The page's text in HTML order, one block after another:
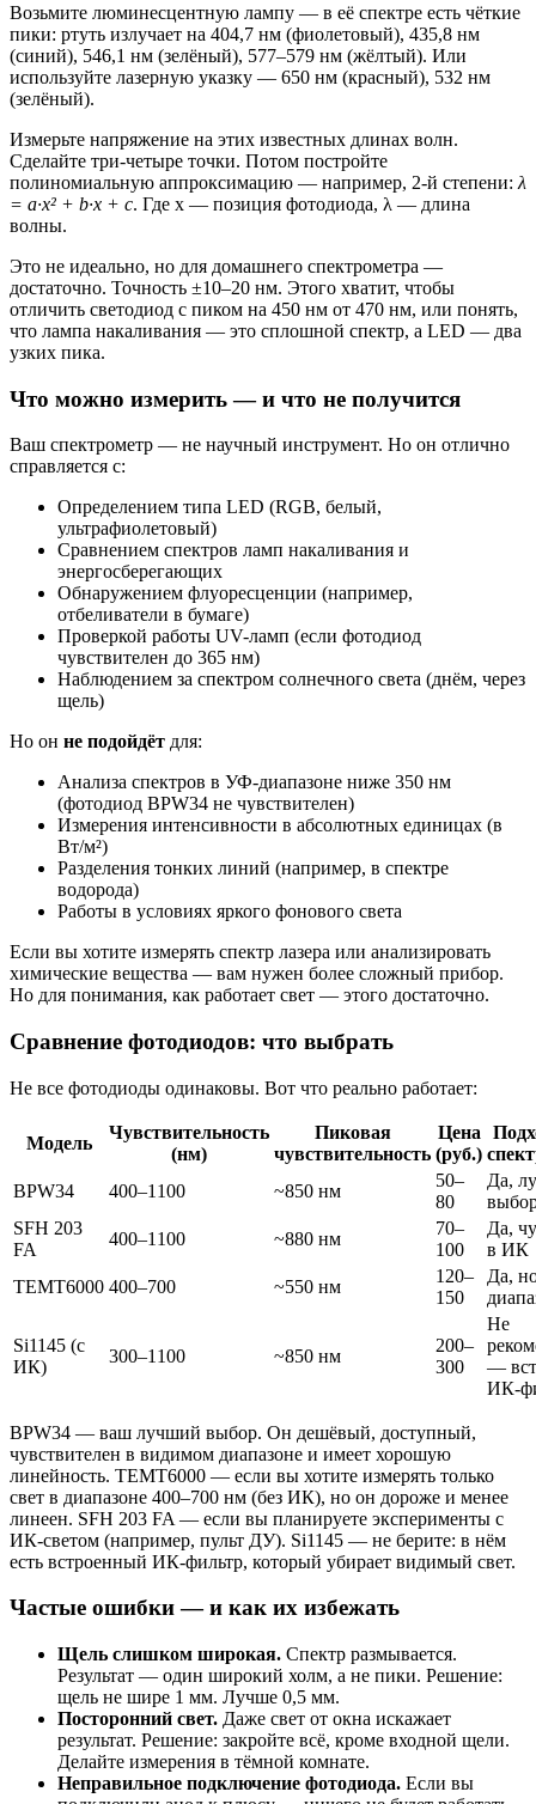
Возьмите люминесцентную лампу — в её спектре есть чёткие
пики: ртуть излучает на 404,7 нм (фиолетовый), 435,8 нм
(синий), 546,1 нм (зелёный), 577–579 нм (жёлтый). Или
используйте лазерную указку — 650 нм (красный), 532 нм
(зелёный).
Измерьте напряжение на этих известных длинах волн.
Сделайте три-четыре точки. Потом постройте
полиномиальную аппроксимацию — например, 2-й степени: λ
= a·x² + b·x + c. Где x — позиция фотодиода, λ — длина
волны.
Это не идеально, но для домашнего спектрометра —
достаточно. Точность ±10–20 нм. Этого хватит, чтобы
отличить светодиод с пиком на 450 нм от 470 нм, или понять,
что лампа накаливания — это сплошной спектр, а LED — два
узких пика.
Что можно измерить — и что не получится
Ваш спектрометр — не научный инструмент. Но он отлично
справляется с:
Определением типа LED (RGB, белый,
ультрафиолетовый)
Сравнением спектров ламп накаливания и
энергосберегающих
Обнаружением флуоресценции (например,
отбеливатели в бумаге)
Проверкой работы UV-ламп (если фотодиод
чувствителен до 365 нм)
Наблюдением за спектром солнечного света (днём, через
щель)
Но он не подойдёт для:
Анализа спектров в УФ-диапазоне ниже 350 нм
(фотодиод BPW34 не чувствителен)
Измерения интенсивности в абсолютных единицах (в
Вт/м²)
Разделения тонких линий (например, в спектре
водорода)
Работы в условиях яркого фонового света
Если вы хотите измерять спектр лазера или анализировать
химические вещества — вам нужен более сложный прибор.
Но для понимания, как работает свет — этого достаточно.
Сравнение фотодиодов: что выбрать
Не все фотодиоды одинаковы. Вот что реально работает:
Модель
Чувствительность
(нм)
Пиковая
чувствительность
Цена
(руб.)
BPW34
400–1100 ~850 нм
50–
80
Да,
SFH 203
FA
400–1100 ~880 нм
70–
100
Да,
в ИК
TEMT6000 400–700 ~550 нм
120–
150
Да,
Si1145 (с
ИК)
300–1100 ~850 нм
200–
300
Не
—
ИК-
BPW34 — ваш лучший выбор. Он дешёвый, доступный,
чувствителен в видимом диапазоне и имеет хорошую
линейность. TEMT6000 — если вы хотите измерять только
свет в диапазоне 400–700 нм (без ИК), но он дороже и менее
линеен. SFH 203 FA — если вы планируете эксперименты с
ИК-светом (например, пульт ДУ). Si1145 — не берите: в нём
есть встроенный ИК-фильтр, который убирает видимый свет.
Частые ошибки — и как их избежать
Щель слишком широкая. Спектр размывается.
Результат — один широкий холм, а не пики. Решение:
щель не шире 1 мм. Лучше 0,5 мм.
Посторонний свет. Даже свет от окна искажает
результат. Решение: закройте всё, кроме входной щели.
Делайте измерения в тёмной комнате.
Неправильное подключение фотодиода. Если вы